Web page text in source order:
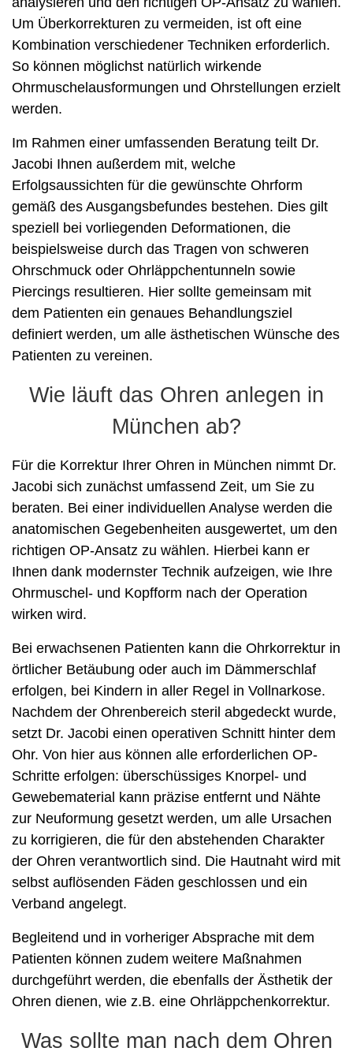
Um Überkorrekturen zu vermeiden, ist oft eine
Kombination verschiedener Techniken erforderlich.
So können möglichst natürlich wirkende
Ohrmuschelausformungen und Ohrstellungen erzielt
werden.
Im Rahmen einer umfassenden Beratung teilt Dr.
Jacobi Ihnen außerdem mit, welche
Erfolgsaussichten für die gewünschte Ohrform
gemäß des Ausgangsbefundes bestehen. Dies gilt
speziell bei vorliegenden Deformationen, die
beispielsweise durch das Tragen von schweren
Ohrschmuck oder Ohrläppchentunneln sowie
Piercings resultieren. Hier sollte gemeinsam mit
dem Patienten ein genaues Behandlungsziel
definiert werden, um alle ästhetischen Wünsche des
Patienten zu vereinen.
Wie läuft das Ohren anlegen in
München ab?
Für die Korrektur Ihrer Ohren in München nimmt Dr.
Jacobi sich zunächst umfassend Zeit, um Sie zu
beraten. Bei einer individuellen Analyse werden die
anatomischen Gegebenheiten ausgewertet, um den
richtigen OP-Ansatz zu wählen. Hierbei kann er
Ihnen dank modernster Technik aufzeigen, wie Ihre
Ohrmuschel- und Kopfform nach der Operation
wirken wird.
Bei erwachsenen Patienten kann die Ohrkorrektur in
örtlicher Betäubung oder auch im Dämmerschlaf
erfolgen, bei Kindern in aller Regel in Vollnarkose.
Nachdem der Ohrenbereich steril abgedeckt wurde,
setzt Dr. Jacobi einen operativen Schnitt hinter dem
Ohr. Von hier aus können alle erforderlichen OP-
Schritte erfolgen: überschüssiges Knorpel- und
Gewebematerial kann präzise entfernt und Nähte
zur Neuformung gesetzt werden, um alle Ursachen
zu korrigieren, die für den abstehenden Charakter
der Ohren verantwortlich sind. Die Hautnaht wird mit
selbst auflösenden Fäden geschlossen und ein
Verband angelegt.
Begleitend und in vorheriger Absprache mit dem
Patienten können zudem weitere Maßnahmen
durchgeführt werden, die ebenfalls der Ästhetik der
Ohren dienen, wie z.B. eine Ohrläppchenkorrektur.
Was sollte man nach dem Ohren